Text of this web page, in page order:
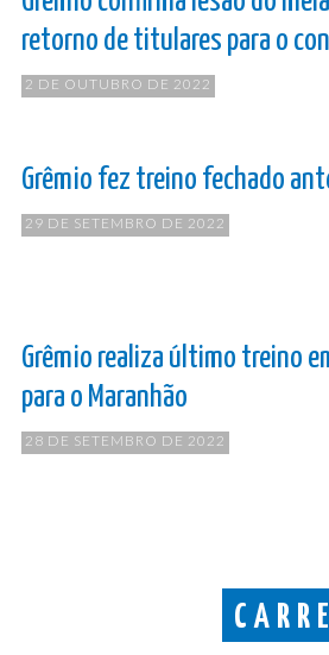
retorno de titulares para o
2 DE OUTUBRO DE 2022
Grêmio fez treino fechado
29 DE SETEMBRO DE 2022
Grêmio realiza último treino
para o Maranhão
28 DE SETEMBRO DE 2022